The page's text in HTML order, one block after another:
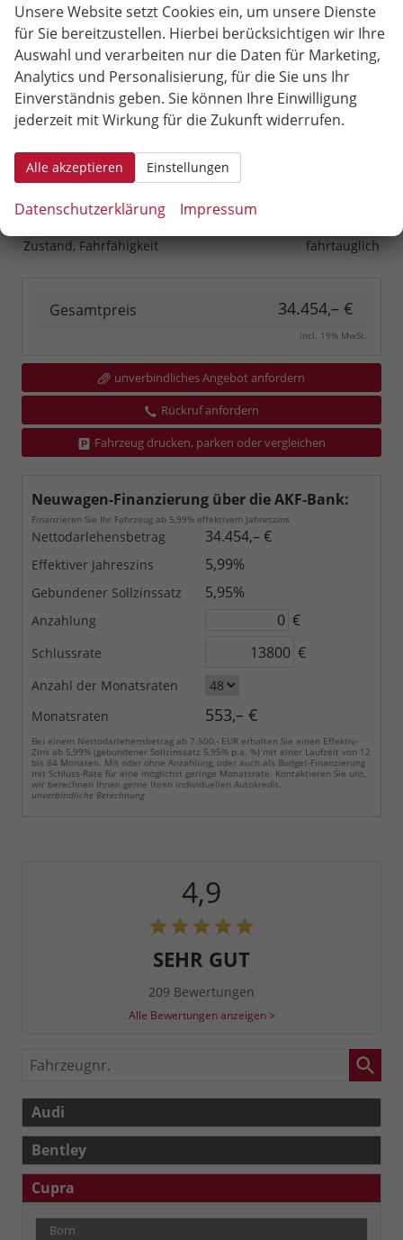
HU/AU neu
vorhanden
Innenausstattung
Schwarz
Kilometerstand
80
Leergewicht
1531 kg
Nichtraucher-Fahrzeug
vorhanden
Tageszulassung
Zustand, Beschaffenheit
Zustand, Fahrfähigkeit
fahrtauglich
Gesamtpreis 34.454,– €
incl. 19% MwSt.
unverbindliches Angebot anfordern
Rückruf anfordern
Fahrzeug drucken, parken oder vergleichen
Neuwagen-Finanzierung über die AKF-Bank:
Finanzieren Sie Ihr Fahrzeug ab 5,99% effektivem Jahreszins
Nettodarlehensbetrag 34.454,– €
Effektiver Jahreszins 5,99%
Gebundener Sollzinssatz 5,95%
Anzahlung €
Schlussrate €
Anzahl der Monatsraten
Monatsraten
553,– €
Bei einem Nettodarlehensbetrag ab 7.500,- EUR erhalten Sie einen Effektiv-
Zins ab 5,99% (gebundener Sollzinssatz 5,95% p.a. %) mit einer Laufzeit von 12
bis 84 Monaten. Mit oder ohne Anzahlung, oder auch als Budget-Finanzierung
mit Schluss-Rate für eine möglichst geringe Monatsrate. Kontaktieren Sie uns,
wir berechnen Ihnen gerne Ihren individuellen Autokredit.
unverbindliche Berechnung
4,9
SEHR GUT
209 Bewertungen
Alle Bewertungen anzeigen >
Fahrzeugnr.
Audi
Bentley
Cupra
Born
Unsere Website setzt Cookies ein, um unsere Dienste
für Sie bereitzustellen. Hierbei berücksichtigen wir Ihre
Auswahl und verarbeiten nur die Daten für Marketing,
Analytics und Personalisierung, für die Sie uns Ihr
Einverständnis geben. Sie können Ihre Einwilligung
jederzeit mit Wirkung für die Zukunft widerrufen.
Alle akzeptieren Einstellungen
Datenschutzerklärung Impressum